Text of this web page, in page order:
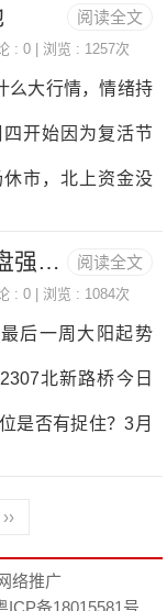
追高，那风险肯
末该吃吃，该喝
有待考验，因为
是关键。预计还
为主。北上资金
51.14亿，总体来
悲观情绪影响，
间没有特别利空
今天周五不排除
上资金净流入67.
，沪市最高回抽3
量能，尾盘再次回
期，看看个股是
，寻找合适的机
4-18：交运股份6
19：大龙地
阅读全文
: 0 | 浏览 : 1257次
么大行情，情绪持
开始因为复活节
市，北上资金没
日个股都是跌多
12：亚通股份
13：普路
阅读全文
002307北新路桥下午尾盘强势拉涨停
: 0 | 浏览 : 1084次
后一周大阳起势
北新路桥今日
是否有捉住？3月
高位穿头破脚阴
日连续两天高位
上周五4月1日走
››
络推广
ICP备18015581号